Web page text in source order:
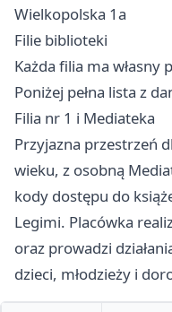
Wielkopolska 1a
Filie biblioteki
Każda filia ma
Poniżej pełna lista z
Filia nr 1 i Mediateka
Przyjazna przestrzeń
wieku, z osobną
kody dostępu do
Legimi. Placówka
oraz prowadzi
dzieci, młodzieży i